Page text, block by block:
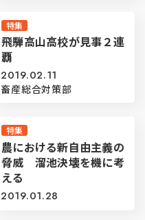
特集
飛騨高山高校が見事２連
覇
2019.02.11
畜産総合対策部
特集
農における新自由主義の
脅威 溜池決壊を機に考
える
2019.01.28